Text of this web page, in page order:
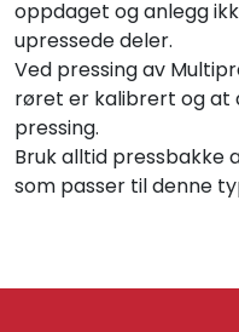
oppdaget og anlegg
upressede deler.
Ved pressing av
røret er kalibrert og at
pressing.
Bruk alltid pressbakke
som passer til denne